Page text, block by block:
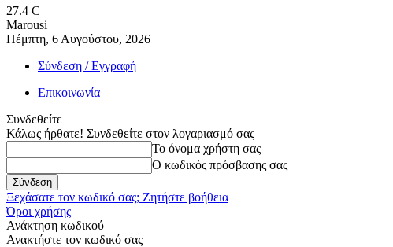
27.4 C
Marousi
Πέμπτη, 6 Αυγούστου, 2026
Σύνδεση / Εγγραφή
Επικοινωνία
Συνδεθείτε
Κάλως ήρθατε! Συνδεθείτε στον λογαριασμό σας
Το όνομα χρήστη σας
Ο κωδικός πρόσβασης σας
Ξεχάσατε τον κωδικό σας; Ζητήστε βοήθεια
Όροι χρήσης
Ανάκτηση κωδικού
Ανακτήστε τον κωδικό σας